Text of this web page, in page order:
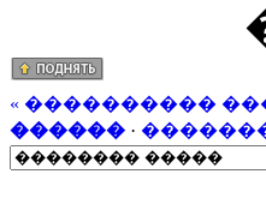
« ����������
������ ·